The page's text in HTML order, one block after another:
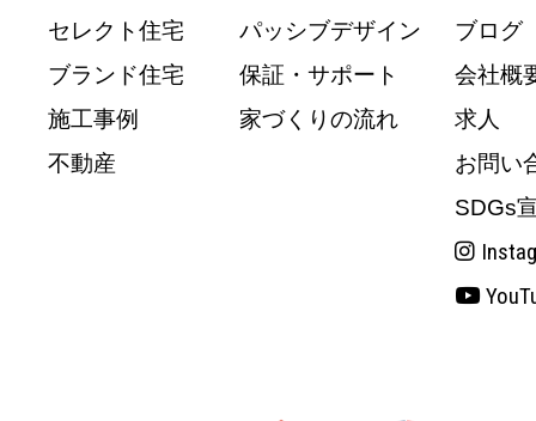
セレクト住宅
ブランド住宅
施工事例
不動産
パッシブデザイン
保証・サポート
家づくりの流れ
ブログ
会社概
求人
お問い
SDGs